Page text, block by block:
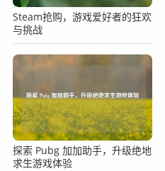
Steam抢购，游戏爱好者的狂欢
与挑战
探索 Pubg 加加助手，升级绝地
求生游戏体验